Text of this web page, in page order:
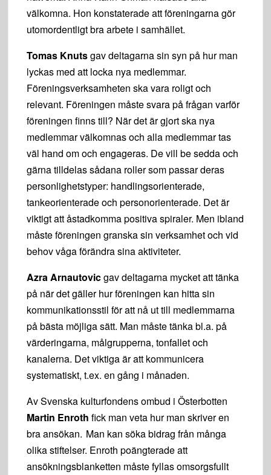
välkomna. Hon konstaterade att föreningarna gör
utomordentligt bra arbete i samhället.
Tomas Knutsgav deltagarna sin syn på hur man
lyckas med att locka nya medlemmar.
Föreningsverksamheten ska vara roligt och
relevant. Föreningen måste svara på frågan varför
föreningen finns till? När det är gjort ska nya
medlemmar välkomnas och alla medlemmar tas
väl hand om och engageras. De vill be sedda och
gärna tilldelas sådana roller som passar deras
personlighetstyper: handlingsorienterade,
tankeorienterade och personorienterade. Det är
viktigt att åstadkomma positiva spiraler. Men ibland
måste föreningen granska sin verksamhet och vid
behov våga förändra sina aktiviteter.
Azra Arnautovicgav deltagarna mycket att tänka
på när det gäller hur föreningen kan hitta sin
kommunikationsstil för att nå ut till medlemmarna
på bästa möjliga sätt. Man måste tänka bl.a. på
värderingarna, målgrupperna, tonfallet och
kanalerna. Det viktiga är att kommunicera
systematiskt, t.ex. en gång i månaden.
Av Svenska kulturfondens ombud i Österbotten
Martin Enroth fick man veta hur man skriver en
bra ansökan. Man kan söka bidrag från många
olika stiftelser. Enroth poängterade att
ansökningsblanketten måste fyllas omsorgsfullt